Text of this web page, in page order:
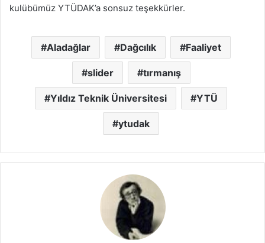
kulübümüz YTÜDAK’a sonsuz teşekkürler.
Aladağlar Dağcılık Faaliyet
slider tırmanış
Yıldız Teknik Üniversitesi YTÜ
ytudak